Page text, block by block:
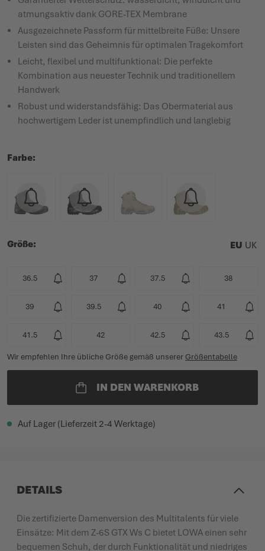
atmungsaktiv dank GORE-TEX Membrane
Ausgezeichnete Passform für mittelbreite Füße: Unsere
Leisten sind das Geheimnis für optimalen Tragekomfort
Leicht, flexibel und multifunktional: Die perfekte
Kombination aus neuester Technik und traditionellem
Handwerk
Robust und widerstandsfähig: Das Obermaterial aus
hochwertigem Leder ist unempfindlich und langlebig
Farbe
Größe EU UK
36.5 37 37.5 38
39 39.5 40 41
41.5 42 42.5 43.5
Wir empfehlen Ihre übliche Größe gemäß unserer Größentabelle
IN DEN WARENKORB
Auf Lager (Lieferzeit 2-4 Werktage)
DETAILS
Die zertifizierte Damenversion des Multitalents für viele
Einsätze: Mit dem Z-6S GTX Ws C bietet LOWA einen sehr
bequemen Schuh, der durch Funktionalität und niedriges